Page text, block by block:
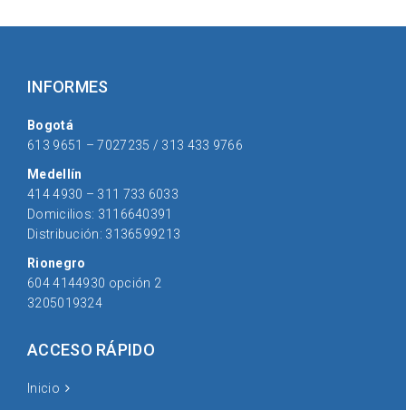
INFORMES
Bogotá
613 9651 – 7027235 / 313 433 9766
Medellín
414 4930 – 311 733 6033
Domicilios: 3116640391
Distribución: 3136599213
Rionegro
604 4144930 opción 2
3205019324
ACCESO RÁPIDO
Inicio